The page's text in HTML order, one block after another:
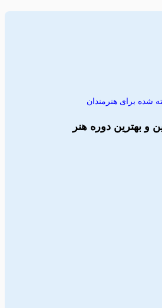
شده برای هنرمندان
و بهترین دوره هنر